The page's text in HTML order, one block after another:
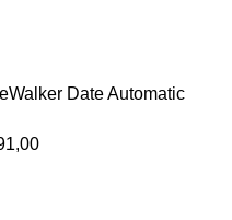
Date Automatic